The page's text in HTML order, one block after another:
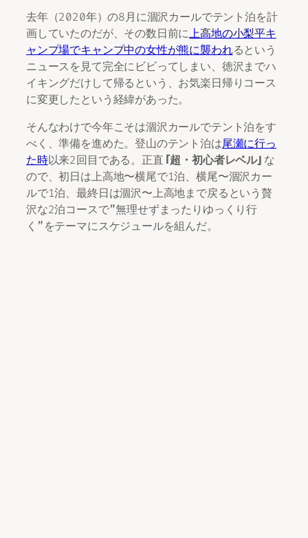
去年（2020年）の8月に涸沢カールでテント泊を計
画していたのだが、その数日前に上高地の小梨平キ
ャンプ場でキャンプ中の女性が熊に襲われるという
ニュースを見て完全にビビってしまい、徳沢までハ
イキングだけして帰るという、お気楽日帰りコース
に変更したという経緯があった。
そんなわけで今年こそは涸沢カールでテント泊をす
べく、準備を進めた。登山のテント泊は尾瀬に行っ
た時以来2回目である。正直「超・初心者レベル」 な
ので、初日は上高地〜横尾で1泊、横尾〜涸沢カー
ルで1泊、最終日は涸沢〜上高地まで戻るという贅
沢な2泊コースで”無理せずまったりゆっくり行
く”をテーマにスケジュールを組んだ。